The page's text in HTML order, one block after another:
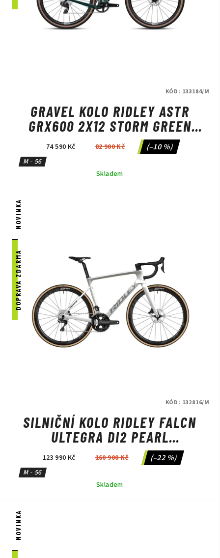
GRAVEL KOLO RIDLEY ASTR
GRX600 2X12 STORM GREEN
METALLIC/LIME GREEN
74 590 Kč 82 900 Kč (–10 %)
M - 56
Skladem
KÓD: 133184/M
NOVINKA
DOPRAVA ZDARMA
SILNIČNÍ KOLO RIDLEY FALCN
ULTEGRA DI2 PEARL
WHITE/SILVER/BLACK
123 990 Kč 160 900 Kč (–22 %)
M - 56
Skladem
KÓD: 132816/M
NOVINKA